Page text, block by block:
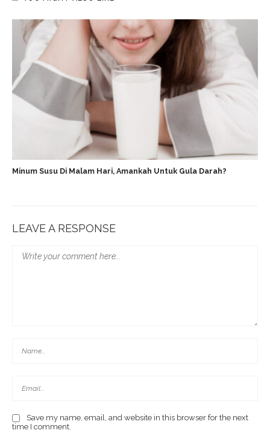
Minum Susu Di Malam Hari, Amankah Untuk Gula Darah?
LEAVE A RESPONSE
Save my name, email, and website in this browser for the next
time I comment.